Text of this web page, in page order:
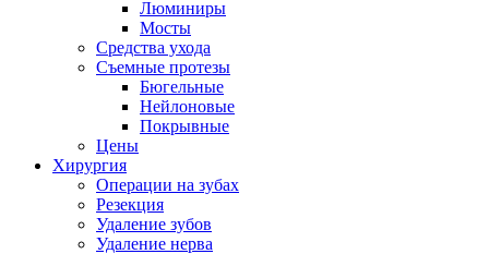
Люминиры
Мосты
Средства ухода
Съемные протезы
Бюгельные
Нейлоновые
Покрывные
Цены
Хирургия
Операции на зубах
Резекция
Удаление зубов
Удаление нерва